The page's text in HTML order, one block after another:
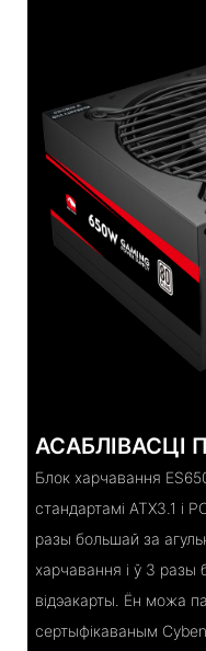
АСАБЛІВАСЦІ
Блок харчавання
стандартамі ATX3.1 і
разы большай за
харчавання і ў 3 разы
відэакарты. Ён можа
сертыфікаваным